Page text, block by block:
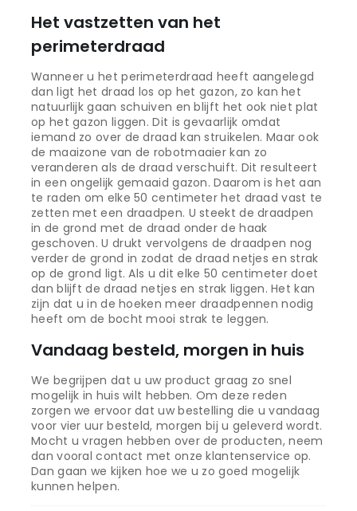
Het vastzetten van het
perimeterdraad
Wanneer u het perimeterdraad heeft aangelegd
dan ligt het draad los op het gazon, zo kan het
natuurlijk gaan schuiven en blijft het ook niet plat
op het gazon liggen. Dit is gevaarlijk omdat
iemand zo over de draad kan struikelen. Maar ook
de maaizone van de robotmaaier kan zo
veranderen als de draad verschuift. Dit resulteert
in een ongelijk gemaaid gazon. Daarom is het aan
te raden om elke 50 centimeter het draad vast te
zetten met een draadpen. U steekt de draadpen
in de grond met de draad onder de haak
geschoven. U drukt vervolgens de draadpen nog
verder de grond in zodat de draad netjes en strak
op de grond ligt. Als u dit elke 50 centimeter doet
dan blijft de draad netjes en strak liggen. Het kan
zijn dat u in de hoeken meer draadpennen nodig
heeft om de bocht mooi strak te leggen.
Vandaag besteld, morgen in huis
We begrijpen dat u uw product graag zo snel
mogelijk in huis wilt hebben. Om deze reden
zorgen we ervoor dat uw bestelling die u vandaag
voor vier uur besteld, morgen bij u geleverd wordt.
Mocht u vragen hebben over de producten, neem
dan vooral contact met onze klantenservice op.
Dan gaan we kijken hoe we u zo goed mogelijk
kunnen helpen.